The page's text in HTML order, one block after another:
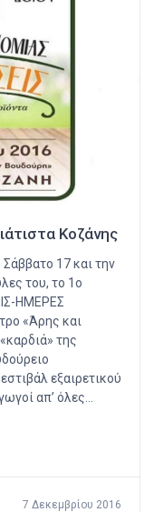
Κοζάνης
17 και την
του, το 1ο
ΗΜΕΡΕΣ
«Άρης και
της
εξαιρετικού
απ’ όλες…
7 Δεκεμβρίου 2016